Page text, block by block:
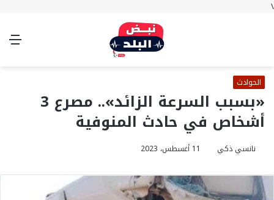
\
الوضع
الحوادث
«بسبب السرعة الزائد».. مصرع 3
أشخاص في حادث المنوفية
نانسي ذكي 11 أغسطس، 2023